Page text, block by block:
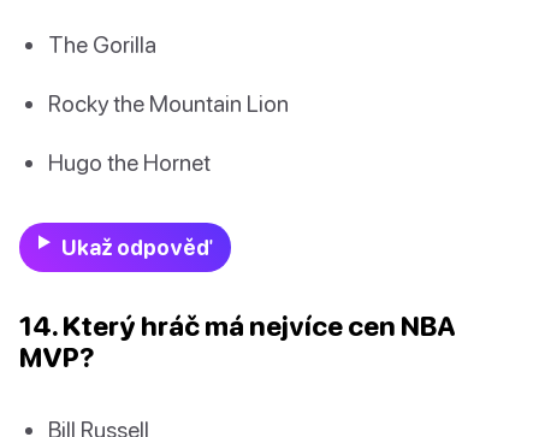
The Gorilla
Rocky the Mountain Lion
Hugo the Hornet
Ukaž odpověď
14. Který hráč má nejvíce cen NBA
MVP?
Bill Russell